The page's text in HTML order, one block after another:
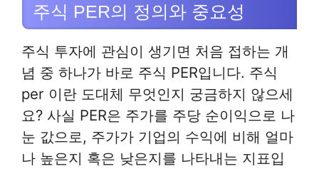
주식 PER의 정의와 중요성
주식 투자에 관심이 생기면 처음 접하는 개
념 중 하나가 바로 주식 PER입니다. 주식
per 이란 도대체 무엇인지 궁금하지 않으세
요? 사실 PER은 주가를 주당 순이익으로 나
눈 값으로, 주가가 기업의 수익에 비해 얼마
나 높은지 혹은 낮은지를 나타내는 지표입